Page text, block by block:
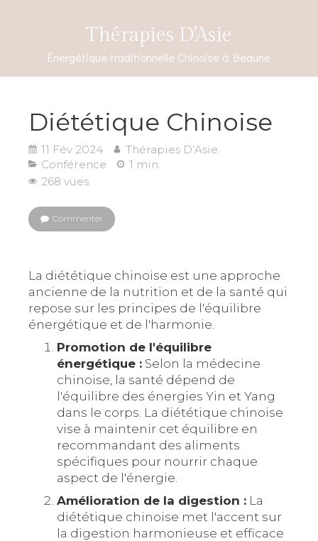
Thérapies D’Asie
Énergétique traditionnelle Chinoise à Beaune
Diététique Chinoise
11 Fév 2024
Thérapies D’Asie
Conférence
1 min.
268 vues
Commenter
La diététique chinoise est une approche
ancienne de la nutrition et de la santé qui
repose sur les principes de l'équilibre
énergétique et de l'harmonie.
Promotion de l'équilibre
énergétique : Selon la médecine
chinoise, la santé dépend de
l'équilibre des énergies Yin et Yang
dans le corps. La diététique chinoise
vise à maintenir cet équilibre en
recommandant des aliments
spécifiques pour nourrir chaque
aspect de l'énergie.
Amélioration de la digestion : La
diététique chinoise met l'accent sur
la digestion harmonieuse et efficace